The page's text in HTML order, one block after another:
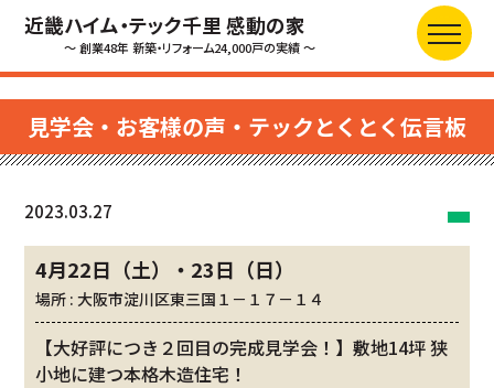
近畿ハイム・テック千里 感動の家
～ 創業48年 新築・リフォーム24,000戸の実績 ～
見学会・お客様の声・テックとくとく伝言板
2023.03.27
4月22日（土）・23日（日）
場所 : 大阪市淀川区東三国１－１７－１４
【大好評につき２回目の完成見学会！】敷地14坪 狭
小地に建つ本格木造住宅！